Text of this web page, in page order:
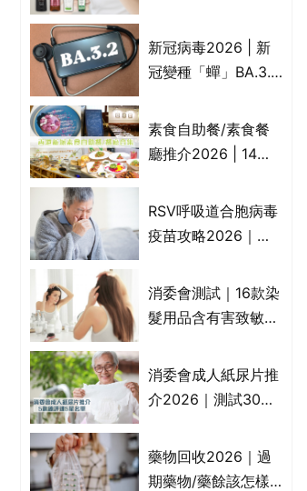
比較：位元堂、呂、
PANTOGAR、純素
新冠病毒2026 | 新
冠變種「蟬」BA.3.2
播、風險與預防方法
一文睇
素食自助餐/素食餐
廳推介2026 | 14間
中式/印度/東南亞/港
式/Fusion素食齋菜
RSV呼吸道合胞病毒
疫苗攻略2026｜
高危？RSV疫苗價錢
比較、打針後反應處
消委會測試｜16款染
髮用品含有害致敏物
介!50惠、Return回
本、Furnte、Rerise
消委會成人紙尿片推
介2026｜測試30款
滲墊防漏表現/回滲/
化學物質檢測等｜5
藥物回收2026｜過
期藥物/藥餘該怎樣